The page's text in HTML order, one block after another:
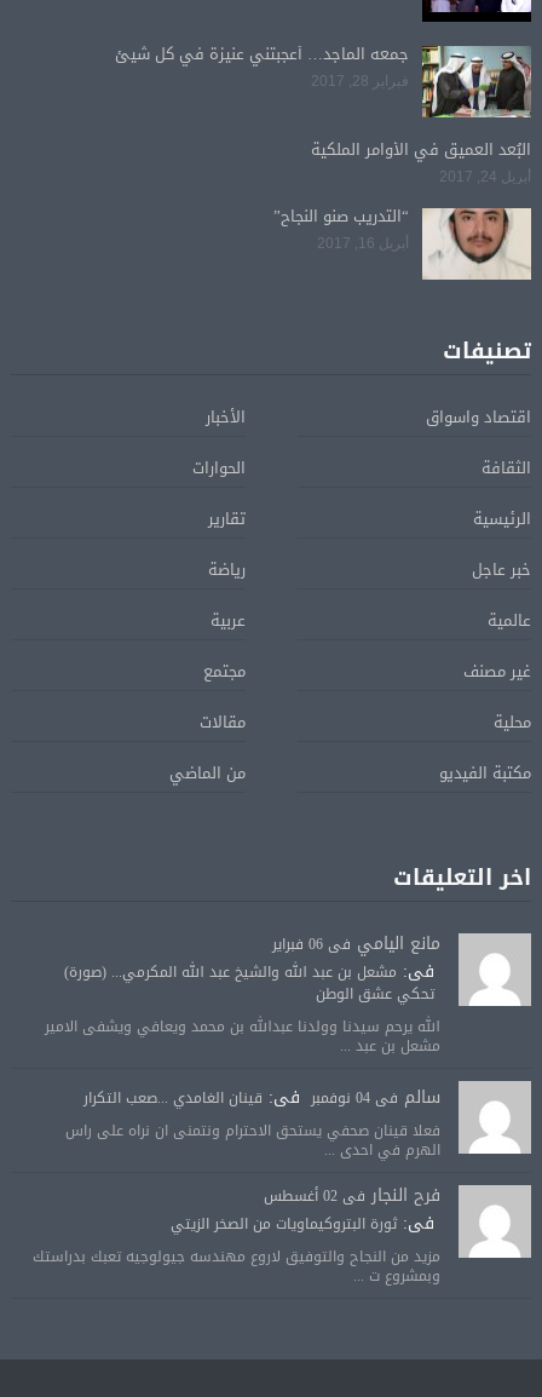
جمعه الماجد… أعجبتني عنيزة في كل شيئ
فبراير 28, 2017
البُعد العميق في الأوامر الملكية
أبريل 24, 2017
“التدريب صنو النجاح”
أبريل 16, 2017
تصنيفات
اقتصاد واسواق
الأخبار
الثقافة
الحوارات
الرئيسية
تقارير
خبر عاجل
رياضة
عالمية
عربية
غير مصنف
مجتمع
محلية
مقالات
مكتبة الفيديو
من الماضي
اخر التعليقات
مانع اليامي فى 06 فبراير
فى: مشعل بن عبد الله والشيخ عبد الله المكرمي... (صورة)
تحكي عشق الوطن
الله يرحم سيدنا وولدنا عبدالله بن محمد ويعافي ويشفى الامير
مشعل بن عبد ...
سالم فى 04 نوفمبر فى: قينان الغامدي ...صعب التكرار
فعلا قينان صحفي يستحق الاحترام ونتمنى ان نراه على راس
الهرم في احدى ...
فرح النجار فى 02 أغسطس
فى:ثورة البتروكيماويات من الصخر الزيتي
مزيد من النجاح والتوفيق لاروع مهندسه جيولوجيه تعبك بدراستك
وبمشروع ت ...